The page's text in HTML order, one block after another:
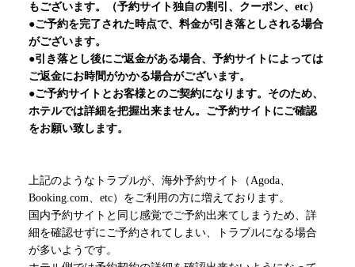
もございます。（予約サイト独自の割引、クーポン、etc）
●ご予約を完了された時点で、料金が引き落としされる場合
がございます。
●引き落とし後にご返金がある場合、予約サイトによっては
ご返金にお時間がかかる場合がございます。
●ご予約サイトとお客様とのご契約になります。そのため、
ホテルでは詳細を把握出来ません。ご予約サイトにご確認
をお願い致します。
上記のようなトラブルが、海外予約サイト（Agoda、
Booking.com、etc）をご利用の方に増えております。
国内予約サイトと同じ感覚でご予約出来てしまうため、詳
細を確認せずにご予約されてしまい、トラブルになる場合
が多いようです。